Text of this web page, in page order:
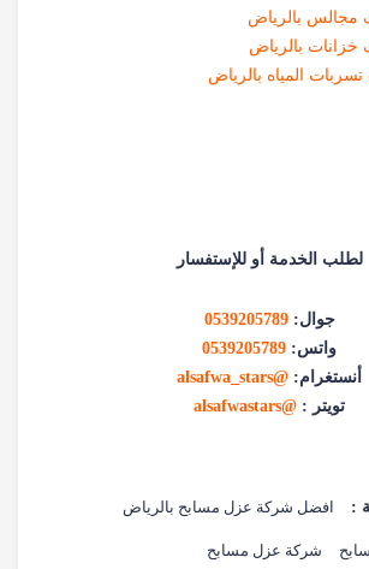
مجالس بالرياض
بالرياض
المياه بالرياض
لطلب الخدمة أو للإستفسار
جوال:0539205789
واتس: 0539205789
أنستغرام: @alsafwa_stars
تويتر : @alsafwastars
: افضل شركة عزل مسابح بالرياض
شركة عزل مسابح